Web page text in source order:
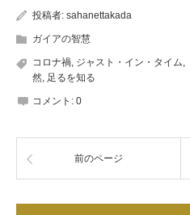
投稿者: sahanettakada
ガイアの智慧
コロナ禍 ジャスト・イン・タイム
然 足るを知る
コメント: 0
前のページ